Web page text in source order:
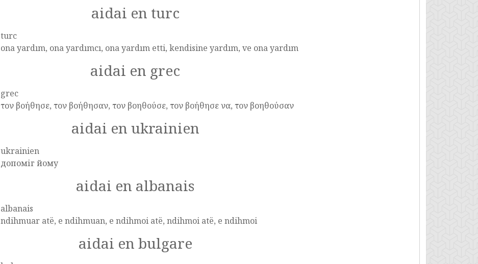
aidai en turc
turc
ona yardım, ona yardımcı, ona yardım etti, kendisine yardım, ve ona yardım
aidai en grec
grec
τον βοήθησε, τον βοήθησαν, τον βοηθούσε, τον βοήθησε να, τον βοηθούσαν
aidai en ukrainien
ukrainien
допоміг йому
aidai en albanais
albanais
ndihmuar atë, e ndihmuan, e ndihmoi atë, ndihmoi atë, e ndihmoi
aidai en bulgare